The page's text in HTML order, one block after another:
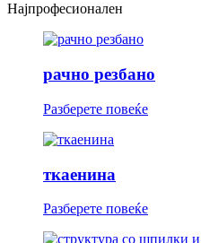
Најпрофесионален
рачно резбано
Разберете повеќе
ткаенина
Разберете повеќе